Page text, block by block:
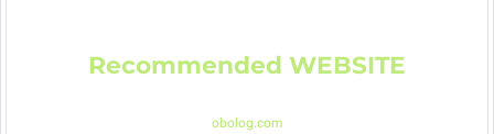
Recommended WEBSITE
obolog.com